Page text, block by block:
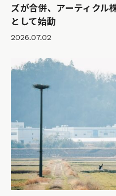
ズが合併、アーティクル
として始動
2026.07.02